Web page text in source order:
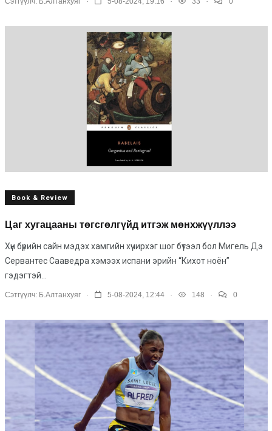
Book & Review
Цаг хугацааны төгсгөлгүйд итгэж мөнхжүүллээ
Хүн бүрийн сайн мэдэх хамгийн хүчирхэг шог бүтээл бол Мигель Дэ
Сервантес Сааведра хэмээх испани эрийн “Кихот ноён”
гэдэгтэй...
Сэтгүүлч: Б.Алтанхуяг . 5-08-2024, 12:44 . 148 . 0